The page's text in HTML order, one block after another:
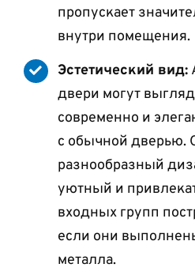
пропускает
внутри помещения.
Эстетический вид:
двери могут
современно и
с обычной дверью.
разнообразный
уютный и
входных групп
если они
металла.